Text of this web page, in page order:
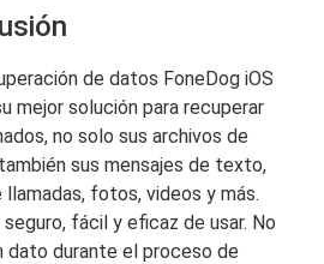
de datos FoneDog iOS
mejor solución para recuperar
no solo sus archivos de
sus mensajes de texto,
fotos, videos y más.
fácil y eficaz de usar. No
dato durante el proceso de